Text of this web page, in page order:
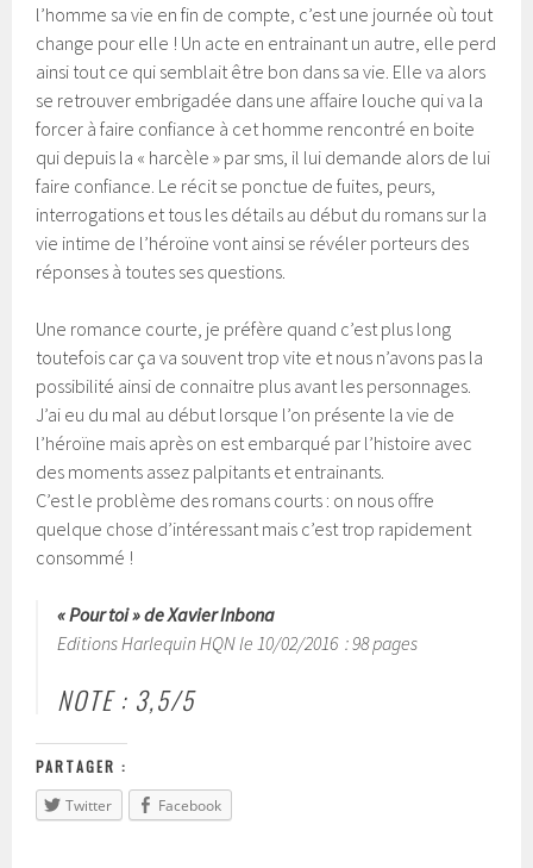
l’homme sa vie en fin de compte, c’est une journée où tout
change pour elle ! Un acte en entrainant un autre, elle perd
ainsi tout ce qui semblait être bon dans sa vie. Elle va alors
se retrouver embrigadée dans une affaire louche qui va la
forcer à faire confiance à cet homme rencontré en boite
qui depuis la « harcèle » par sms, il lui demande alors de lui
faire confiance. Le récit se ponctue de fuites, peurs,
interrogations et tous les détails au début du romans sur la
vie intime de l’héroïne vont ainsi se révéler porteurs des
réponses à toutes ses questions.
Une romance courte, je préfère quand c’est plus long
toutefois car ça va souvent trop vite et nous n’avons pas la
possibilité ainsi de connaitre plus avant les personnages.
J’ai eu du mal au début lorsque l’on présente la vie de
l’héroïne mais après on est embarqué par l’histoire avec
des moments assez palpitants et entrainants.
C’est le problème des romans courts : on nous offre
quelque chose d’intéressant mais c’est trop rapidement
consommé !
« Pour toi » de Xavier Inbona
Editions Harlequin HQN le 10/02/2016 : 98 pages
NOTE : 3,5/5
PARTAGER :
Twitter
Facebook